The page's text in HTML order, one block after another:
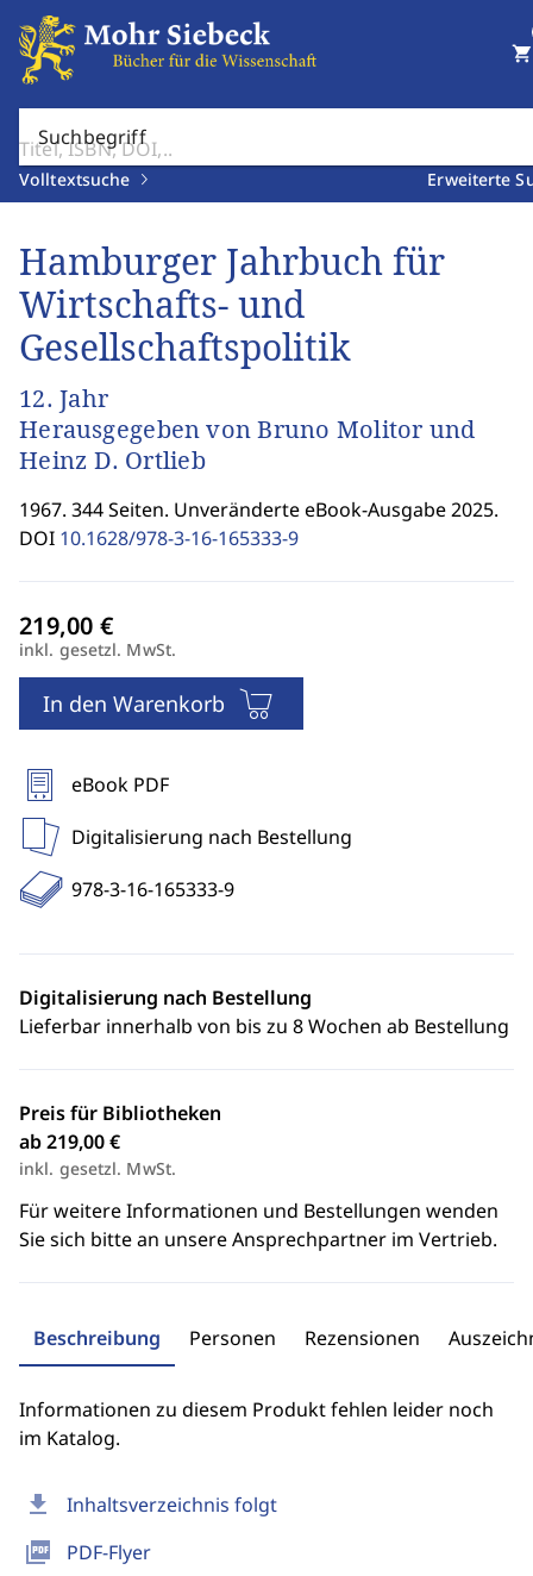
Suchbegriff
Volltextsuche Erweiterte
shopping_cart
download Inhaltsverzeichnis folgt
picture_as_pdf PDF-Flyer
Hamburger Jahrbuch für
Wirtschafts- und
Gesellschaftspolitik
12. Jahr
Herausgegeben von Bruno Molitor und
Heinz D. Ortlieb
1967. 344 Seiten. Unveränderte eBook-Ausgabe 2025.
DOI 10.1628/978-3-16-165333-9
inkl. gesetzl. MwSt.
In den Warenkorb
eBook PDF
Digitalisierung nach Bestellung
978-3-16-165333-9
Digitalisierung nach Bestellung
Lieferbar innerhalb von bis zu 8 Wochen ab Bestellung
Preis für Bibliotheken
ab 219,00 €
inkl. gesetzl. MwSt.
Für weitere Informationen und Bestellungen wenden
Sie sich bitte an unsere Ansprechpartner im Vertrieb.
Beschreibung Personen Rezensionen
Informationen zu diesem Produkt fehlen leider noch
im Katalog.